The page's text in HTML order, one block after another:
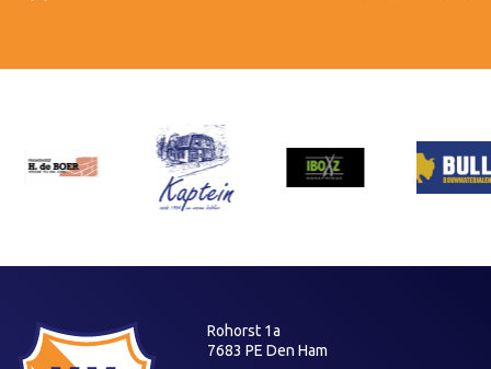
Rohorst 1a
7683 PE Den Ham